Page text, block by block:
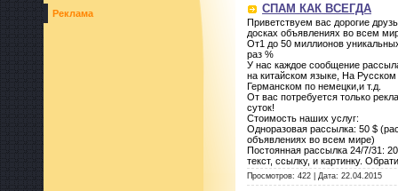
Реклама СПАМ КАК ВСЕГДА
Приветствуем вас дорогие
досках объявлениях во всем
От1 до 50 миллионов
раз %
У нас каждое сообщение
на китайском языке, На
Германском по немецки,и т.д.
От вас потребуется только
суток!
Стоимость наших услуг:
Одноразовая рассылка: 50 $
объявлениях во всем мире)
Постоянная рассылка 24/7/31:
текст, ссылку, и картинку.
Просмотров: 422 Дата: 22.04.2015